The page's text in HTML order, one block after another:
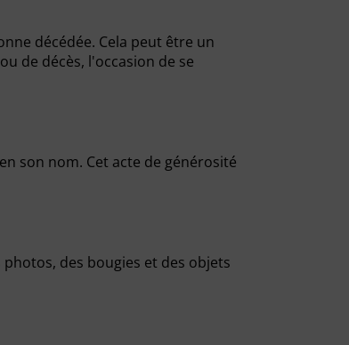
décédée. Cela peut être un
de décès, l'occasion de se
son nom. Cet acte de générosité
des bougies et des objets